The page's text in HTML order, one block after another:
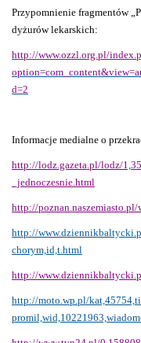
Przypomnienie fragmentów
dyżurów lekarskich:
http://www.ozzl.org.pl/
d=2
Informacje medialne o
http://lodz.gazeta.pl/lodz/
_jednoczesnie.html
http://
http://
chorym,id,t.html
http://
http://moto.wp.pl/